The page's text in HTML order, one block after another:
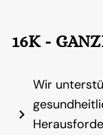
16K -
Wir